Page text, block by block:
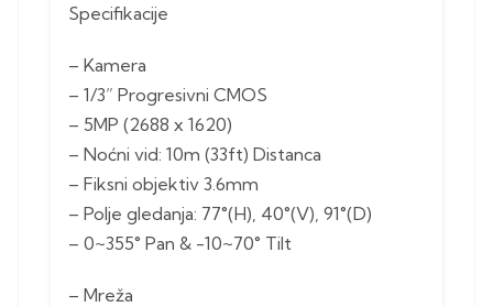
Specifikacije
– Kamera
– 1/3” Progresivni CMOS
– 5MP (2688 x 1620)
– Noćni vid: 10m (33ft) Distanca
– Fiksni objektiv 3.6mm
– Polje gledanja: 77°(H), 40°(V), 91°(D)
– 0~355° Pan & -10~70° Tilt
– Mreža